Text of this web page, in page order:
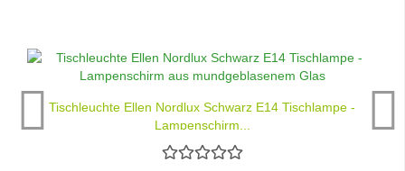
Tischleuchte Ellen Nordlux Schwarz E14 Tischlampe -
Lampenschirm...